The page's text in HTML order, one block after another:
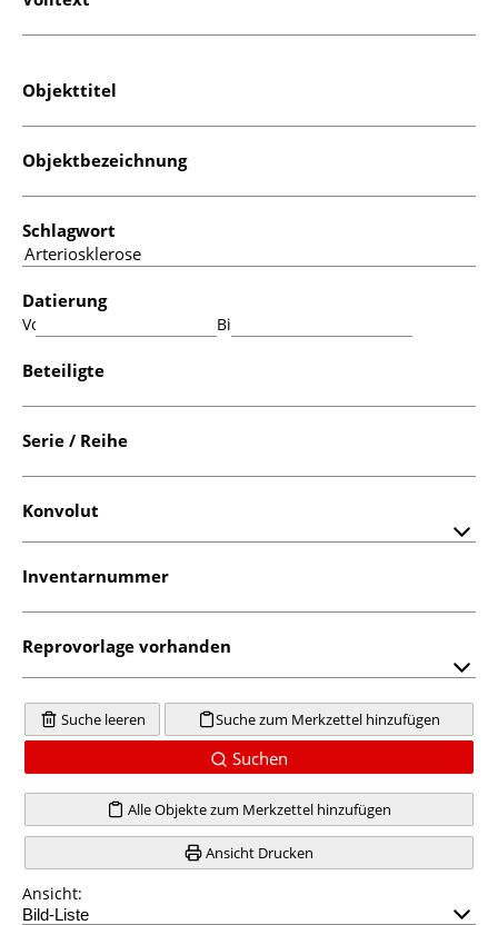
Objekttitel
Objektbezeichnung
Schlagwort
Datierung
Von: Bis:
Beteiligte
Serie / Reihe
Konvolut
Inventarnummer
Reprovorlage vorhanden
Suche leeren Suche zum Merkzettel hinzufügen
Suchen
Alle Objekte zum Merkzettel hinzufügen
Ansicht Drucken
Ansicht: